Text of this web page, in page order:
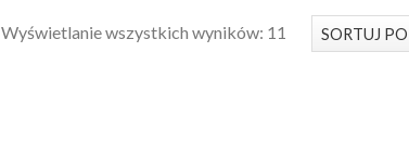
Wyświetlanie wszystkich wyników: 11
Posortowane
według